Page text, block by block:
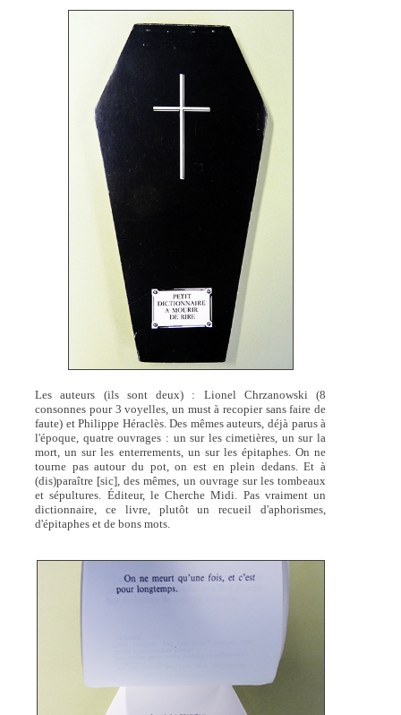
Les auteurs (ils sont deux) : Lionel Chrzanowski (8
consonnes pour 3 voyelles, un must à recopier sans faire de
faute) et Philippe Héraclès. Des mêmes auteurs, déjà parus à
l'époque, quatre ouvrages : un sur les cimetières, un sur la
mort, un sur les enterrements, un sur les épitaphes. On ne
tourne pas autour du pot, on est en plein dedans. Et à
(dis)paraître [sic], des mêmes, un ouvrage sur les tombeaux
et sépultures. Éditeur, le Cherche Midi. Pas vraiment un
dictionnaire, ce livre, plutôt un recueil d'aphorismes,
d'épitaphes et de bons mots.